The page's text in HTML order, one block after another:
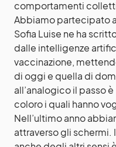
comportamenti
Abbiamo partecipato
Sofia Luise ne ha
dalle intelligenze
vaccinazione,
di oggi e quella di
all’analogico il passo
coloro i quali hanno
Nell’ultimo anno
attraverso gli